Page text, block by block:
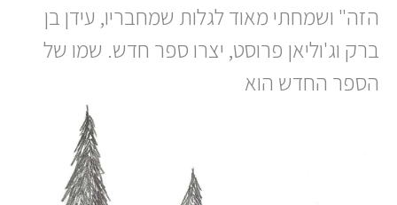
הזה" ושמחתי מאוד לגלות שמחבריו, עידן בן
ברק וג'וליאן פרוסט, יצרו ספר חדש. שמו של
הספר החדש הוא